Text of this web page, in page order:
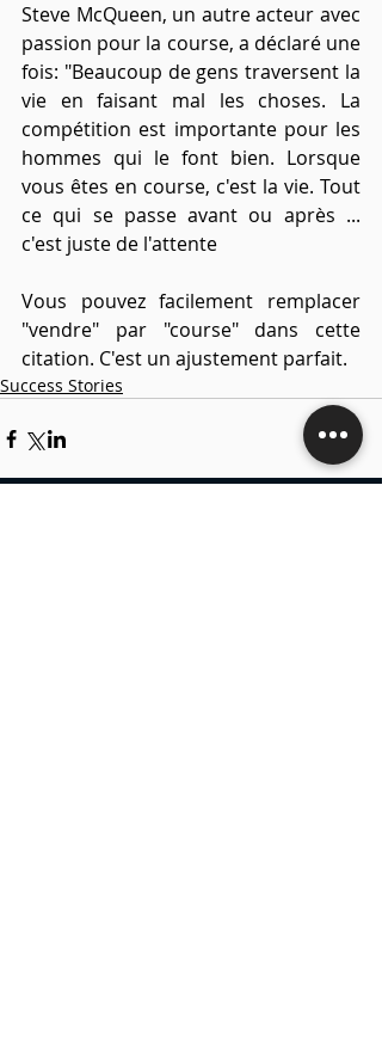
Steve McQueen, un autre acteur avec
passion pour la course, a déclaré une
fois: "Beaucoup de gens traversent la
vie en faisant mal les choses. La
compétition est importante pour les
hommes qui le font bien. Lorsque
vous êtes en course, c'est la vie. Tout
ce qui se passe avant ou après ...
c'est juste de l'attente
Vous pouvez facilement remplacer
"vendre" par "course" dans cette
citation. C'est un ajustement parfait.
Success Stories